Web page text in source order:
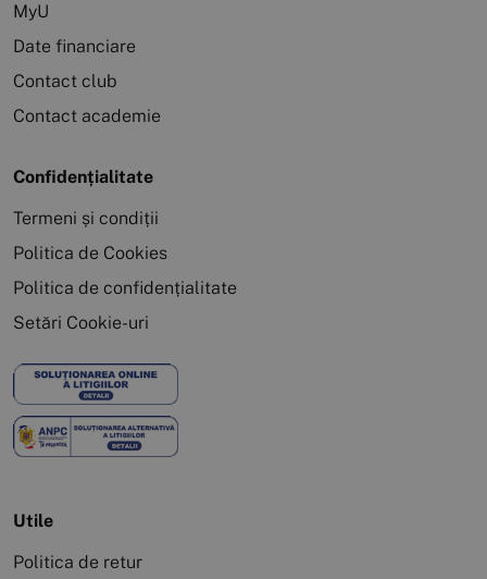
MyU
Date financiare
Contact club
Contact academie
Confidențialitate
Termeni și condiții
Politica de Cookies
Politica de confidențialitate
Setări Cookie-uri
Utile
Politica de retur